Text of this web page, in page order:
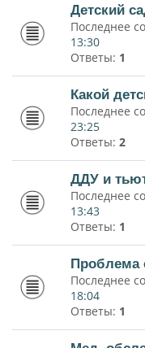
Детский
Последнее
13:30
Ответы: 1
Какой
Последнее
23:25
Ответы: 2
ДДУ и
Последнее
13:43
Ответы: 1
Проблема
Последнее
18:04
Ответы: 1